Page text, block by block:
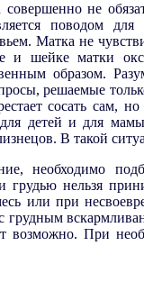
совершенно не
поводом
Матка не
и шейке матки
образом.
решаемые
сосать сам,
для детей и для
В такой
необходимо
грудью нельзя
или при
возможно. При